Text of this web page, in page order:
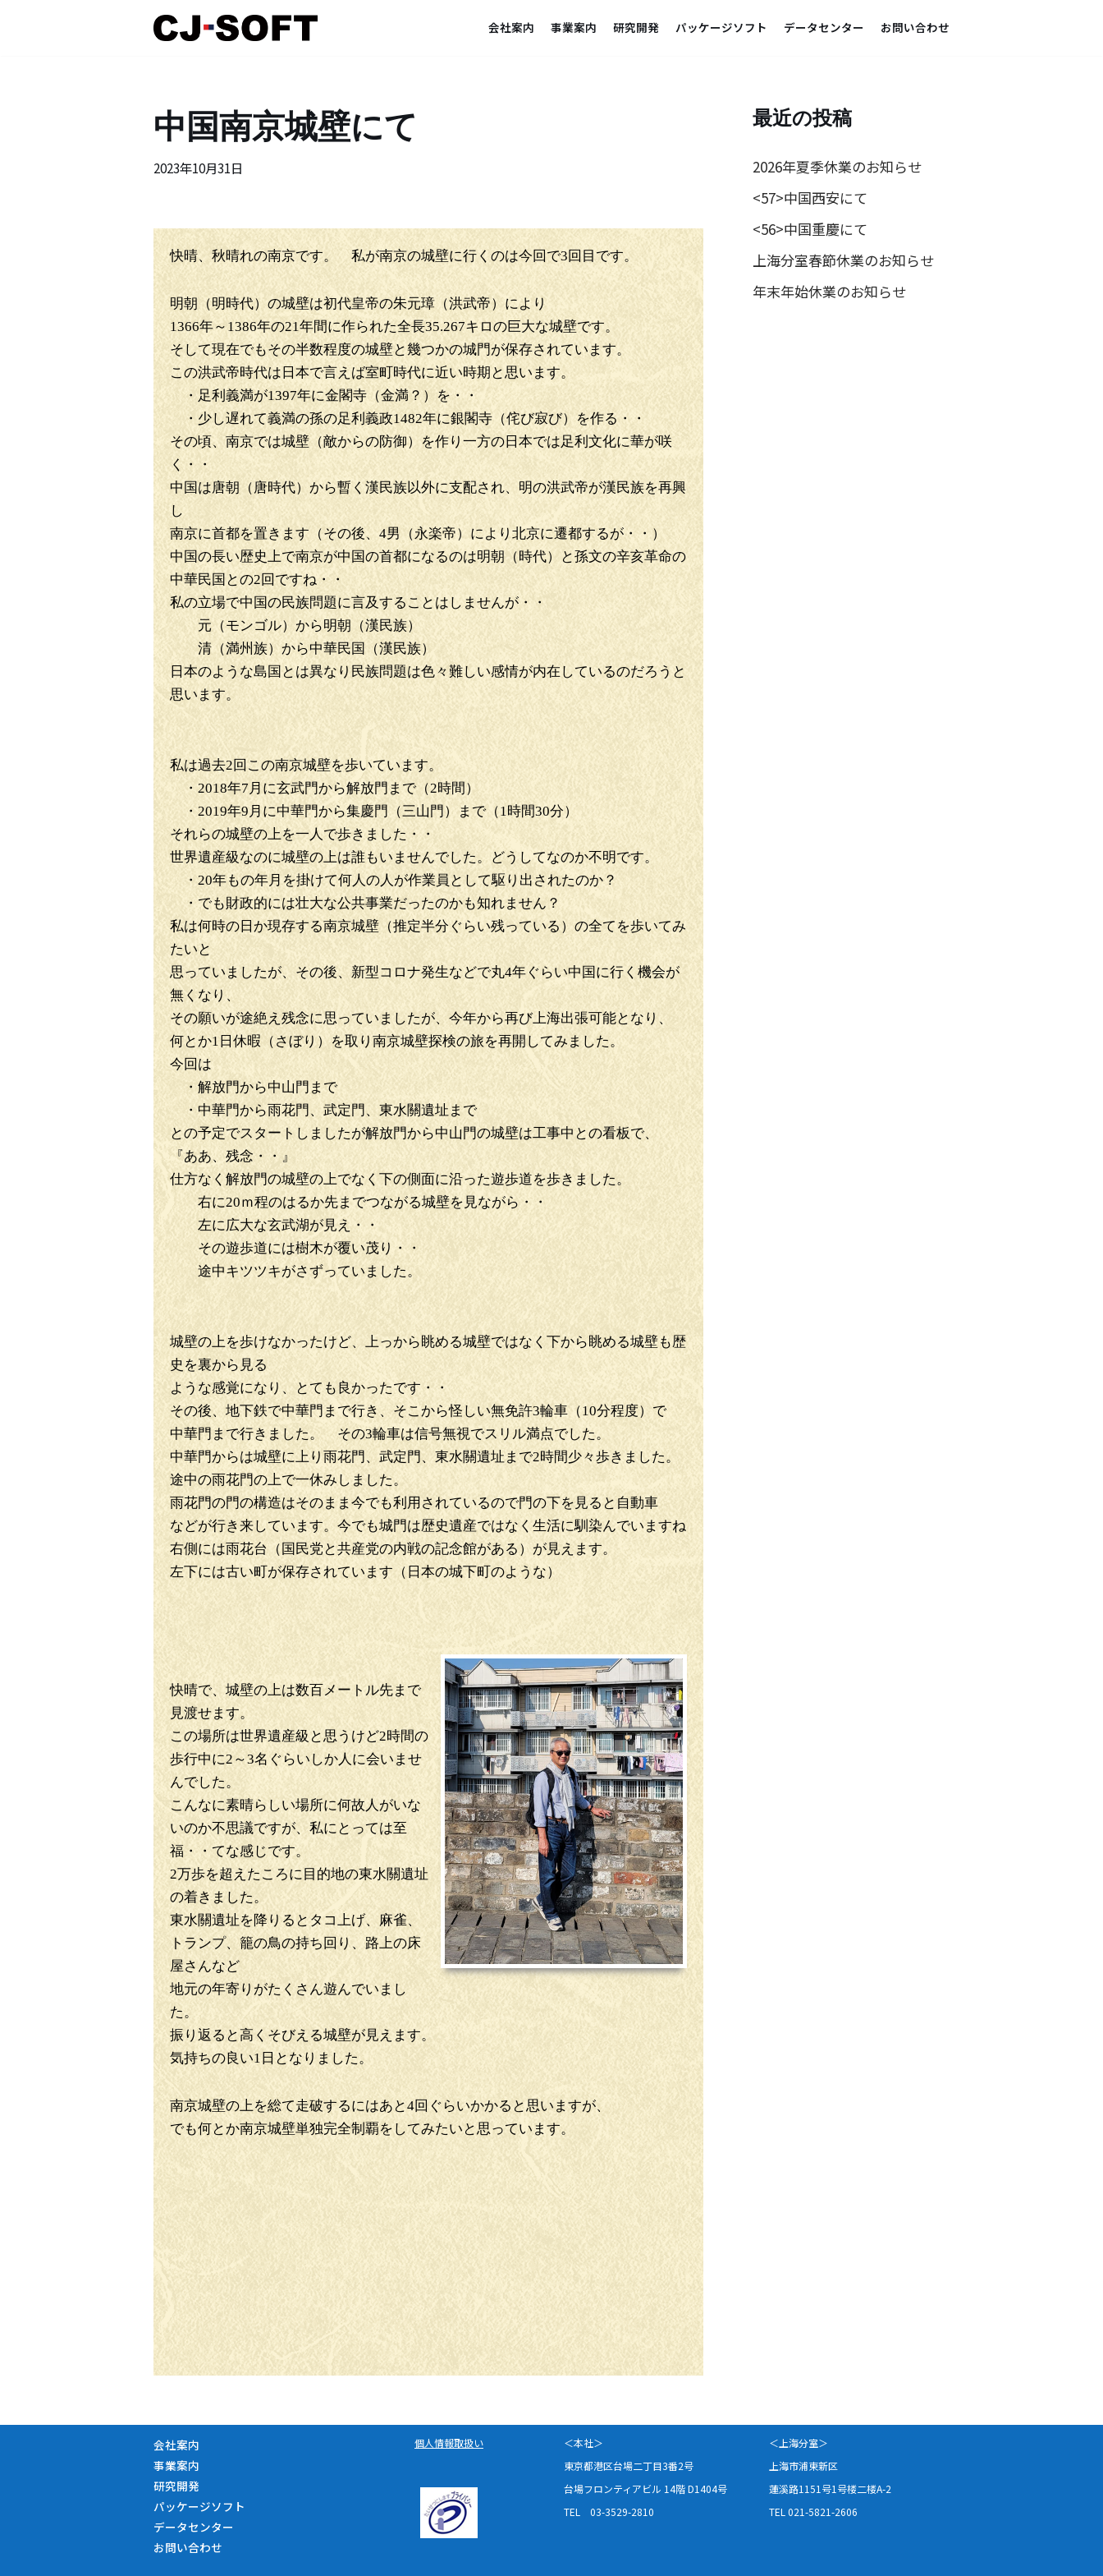
会社案内 事業案内 研究開発 パッケージソフト データセンター お問い合わせ
中国南京城壁にて
2023年10月31日
快晴、秋晴れの南京です。 私が南京の城壁に行くのは今回で3回目です。
明朝（明時代）の城壁は初代皇帝の朱元璋（洪武帝）により
1366年～1386年の21年間に作られた全長35.267キロの巨大な城壁です。
そして現在でもその半数程度の城壁と幾つかの城門が保存されています。
この洪武帝時代は日本で言えば室町時代に近い時期と思います。
・足利義満が1397年に金閣寺（金満？）を・・
・少し遅れて義満の孫の足利義政1482年に銀閣寺（侘び寂び）を作る・・
その頃、南京では城壁（敵からの防御）を作り一方の日本では足利文化に華が咲
く・・
中国は唐朝（唐時代）から暫く漢民族以外に支配され、明の洪武帝が漢民族を再興
し
南京に首都を置きます（その後、4男（永楽帝）により北京に遷都するが・・）
中国の長い歴史上で南京が中国の首都になるのは明朝（時代）と孫文の辛亥革命の
中華民国との2回ですね・・
私の立場で中国の民族問題に言及することはしませんが・・
元（モンゴル）から明朝（漢民族）
清（満州族）から中華民国（漢民族）
日本のような島国とは異なり民族問題は色々難しい感情が内在しているのだろうと
思います。
私は過去2回この南京城壁を歩いています。
・2018年7月に玄武門から解放門まで（2時間）
・2019年9月に中華門から集慶門（三山門）まで（1時間30分）
それらの城壁の上を一人で歩きました・・
世界遺産級なのに城壁の上は誰もいませんでした。どうしてなのか不明です。
・20年もの年月を掛けて何人の人が作業員として駆り出されたのか？
・でも財政的には壮大な公共事業だったのかも知れません？
私は何時の日か現存する南京城壁（推定半分ぐらい残っている）の全てを歩いてみ
たいと
思っていましたが、その後、新型コロナ発生などで丸4年ぐらい中国に行く機会が
無くなり、
その願いが途絶え残念に思っていましたが、今年から再び上海出張可能となり、
何とか1日休暇（さぼり）を取り南京城壁探検の旅を再開してみました。
今回は
・解放門から中山門まで
・中華門から雨花門、武定門、東水關遺址まで
との予定でスタートしましたが解放門から中山門の城壁は工事中との看板で、
『ああ、残念・・』
仕方なく解放門の城壁の上でなく下の側面に沿った遊歩道を歩きました。
右に20ｍ程のはるか先までつながる城壁を見ながら・・
左に広大な玄武湖が見え・・
その遊歩道には樹木が覆い茂り・・
途中キツツキがさずっていました。
城壁の上を歩けなかったけど、上っから眺める城壁ではなく下から眺める城壁も歴
史を裏から見る
ような感覚になり、とても良かったです・・
その後、地下鉄で中華門まで行き、そこから怪しい無免許3輪車（10分程度）で
中華門まで行きました。 その3輪車は信号無視でスリル満点でした。
中華門からは城壁に上り雨花門、武定門、東水關遺址まで2時間少々歩きました。
途中の雨花門の上で一休みしました。
雨花門の門の構造はそのまま今でも利用されているので門の下を見ると自動車
などが行き来しています。今でも城門は歴史遺産ではなく生活に馴染んでいますね
右側には雨花台（国民党と共産党の内戦の記念館がある）が見えます。
左下には古い町が保存されています（日本の城下町のような）
快晴で、城壁の上は数百メートル先まで
見渡せます。
この場所は世界遺産級と思うけど2時間の
歩行中に2～3名ぐらいしか人に会いませ
んでした。
こんなに素晴らしい場所に何故人がいな
いのか不思議ですが、私にとっては至
福・・てな感じです。
2万歩を超えたころに目的地の東水關遺址
の着きました。
東水關遺址を降りるとタコ上げ、麻雀、
トランプ、籠の鳥の持ち回り、路上の床
屋さんなど
地元の年寄りがたくさん遊んでいまし
た。
振り返ると高くそびえる城壁が見えます。
気持ちの良い1日となりました。
南京城壁の上を総て走破するにはあと4回ぐらいかかると思いますが、
でも何とか南京城壁単独完全制覇をしてみたいと思っています。
最近の投稿
2026年夏季休業のお知らせ
<57>中国西安にて
<56>中国重慶にて
上海分室春節休業のお知らせ
年末年始休業のお知らせ
会社案内
事業案内
研究開発
パッケージソフト
データセンター
お問い合わせ
個人情報取扱い
＜本社＞
東京都港区台場二丁目3番2号
台場フロンティアビル 14階 D1404号
TEL 03-3529-2810
＜上海分室＞
上海市浦東新区
蓮溪路1151号1号楼二楼A-2
TEL 021-5821-2606